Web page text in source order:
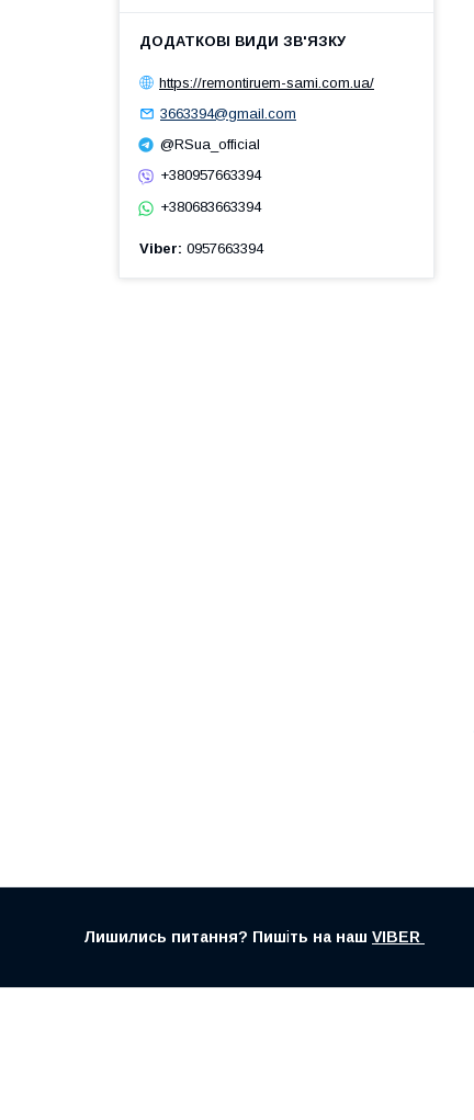
https://remontiruem-sami.com.ua/
3663394@gmail.com
@RSua_official
+380957663394
+380683663394
Viber 0957663394
Лишились питання? Пишіть на наш VIBER